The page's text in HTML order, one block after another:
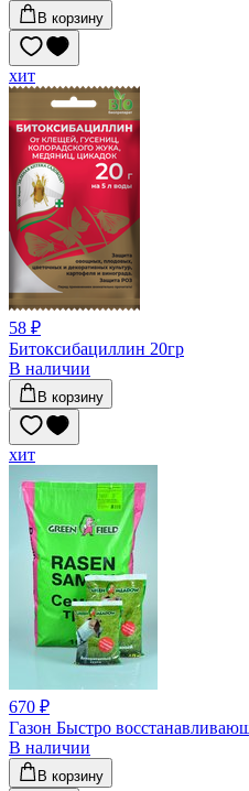
В корзину
хит
58 ₽
Битоксибациллин 20гр
В наличии
В корзину
хит
670 ₽
Газон Быстро
В наличии
В корзину